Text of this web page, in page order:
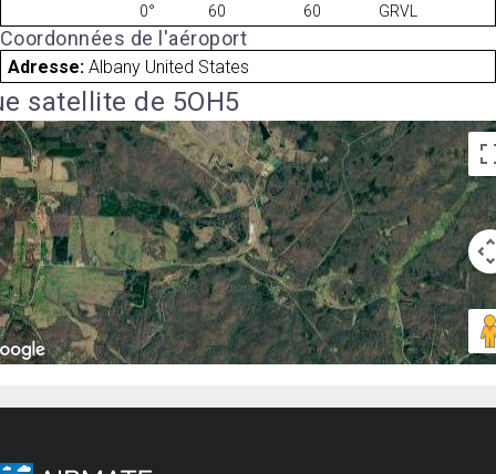
0°
60 60 GRVL
Coordonnées de l'aéroport
Adresse: Albany United States
satellite de 5OH5